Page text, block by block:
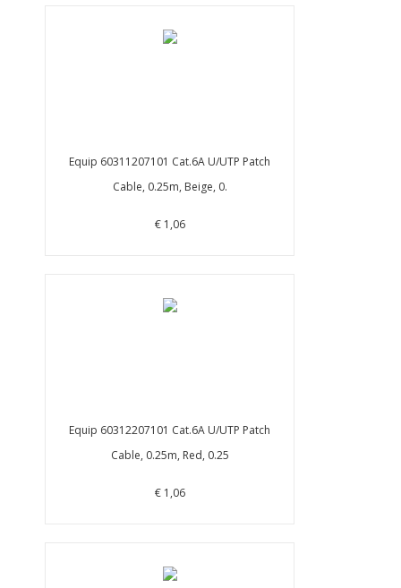
Equip 60311207101 Cat.6A U/UTP Patch
Cable, 0.25m, Beige, 0.
€ 1,06
Equip 60312207101 Cat.6A U/UTP Patch
Cable, 0.25m, Red, 0.25
€ 1,06